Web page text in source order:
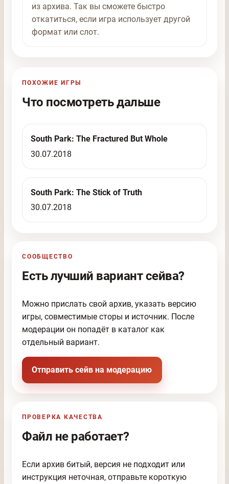
из архива. Так вы сможете быстро
откатиться, если игра использует другой
формат или слот.
ПОХОЖИЕ ИГРЫ
Что посмотреть дальше
South Park: The Fractured But Whole
30.07.2018
South Park: The Stick of Truth
30.07.2018
СООБЩЕСТВО
Есть лучший вариант сейва?
Можно прислать свой архив, указать версию
игры, совместимые сторы и источник. После
модерации он попадёт в каталог как
отдельный вариант.
Отправить сейв на модерацию
ПРОВЕРКА КАЧЕСТВА
Файл не работает?
Если архив битый, версия не подходит или
инструкция неточная, отправьте короткую